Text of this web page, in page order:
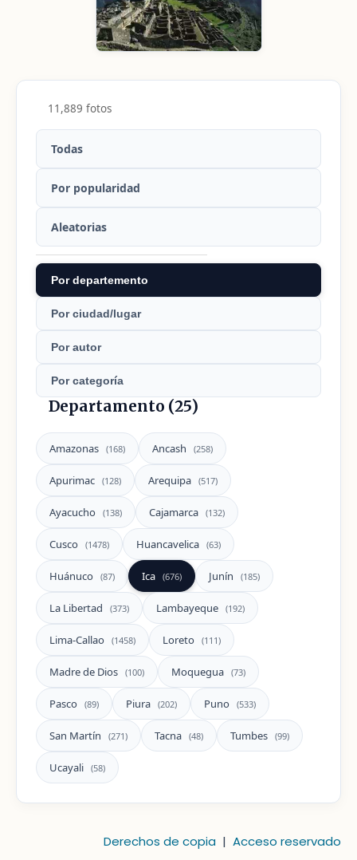
11,889 fotos
Todas
Por popularidad
Aleatorias
Por departemento
Por ciudad/lugar
Por autor
Por categoría
Departamento (25)
Amazonas (168) Ancash (258)
Apurimac (128) Arequipa (517)
Ayacucho (138) Cajamarca (132)
Cusco (1478) Huancavelica (63)
Huánuco (87) Ica (676) Junín (185)
La Libertad (373) Lambayeque (192)
Lima-Callao (1458) Loreto (111)
Madre de Dios (100) Moquegua (73)
Pasco (89) Piura (202) Puno (533)
San Martín (271) Tacna (48) Tumbes (99)
Ucayali (58)
Derechos de copia | Acceso reservado